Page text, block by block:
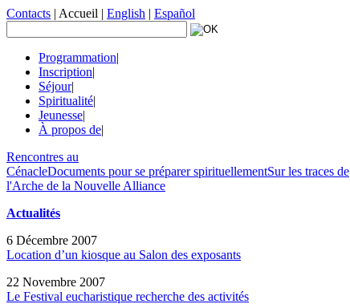
Contacts | Accueil | English | Español
Programmation|
Inscription|
Séjour|
Spiritualité|
Jeunesse|
À propos de|
Rencontres au
CénacleDocuments pour se préparer spirituellementSur les traces de
l'Arche de la Nouvelle Alliance
Actualités
6 Décembre 2007
Location d’un kiosque au Salon des exposants
22 Novembre 2007
Le Festival eucharistique recherche des activités